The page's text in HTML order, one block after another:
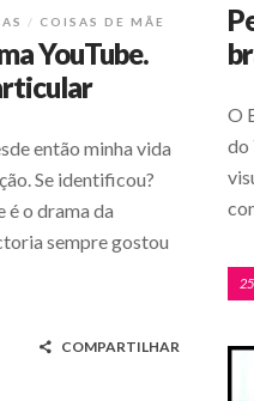
COISAS DE MÃE
YouTube.
então minha vida
Se identificou?
é o drama da
sempre gostou
COMPARTILHAR
O
do